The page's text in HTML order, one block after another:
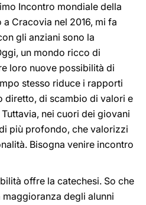
Incontro mondiale della
Cracovia nel 2016, mi fa
gli anziani sono la
un mondo ricco di
loro nuove possibilità di
stesso riduce i rapporti
diretto, di scambio di valori e
nei cuori dei giovani
di più profondo, che valorizzi
Bisogna venire incontro
offre la catechesi. So che
degli alunni